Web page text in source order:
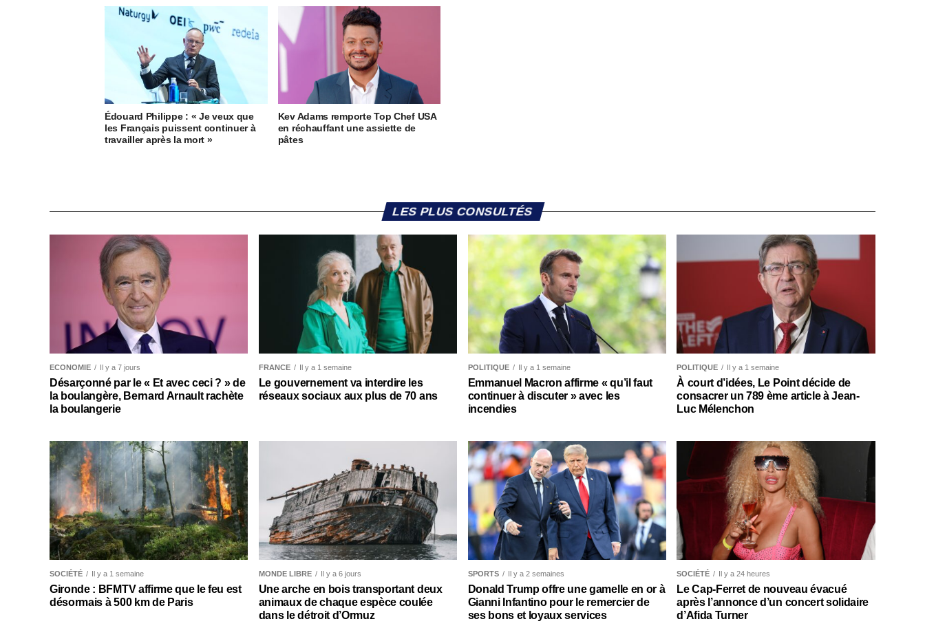
Édouard Philippe : « Je veux que
les Français puissent continuer à
travailler après la mort »
Kev Adams remporte Top Chef USA
en réchauffant une assiette de
pâtes
LES PLUS CONSULTÉS
ECONOMIE Il y a 7 jours
Désarçonné par le « Et avec ceci ? » de
la boulangère, Bernard Arnault rachète
la boulangerie
FRANCE Il y a 1 semaine
Le gouvernement va interdire les
réseaux sociaux aux plus de 70 ans
POLITIQUE Il y a 1 semaine
Emmanuel Macron affirme « qu’il faut
continuer à discuter » avec les
incendies
POLITIQUE Il y a 1 semaine
À court d’idées, Le Point décide de
consacrer un 789 ème article à Jean-
Luc Mélenchon
SOCIÉTÉ Il y a 1 semaine
Gironde : BFMTV affirme que le feu est
désormais à 500 km de Paris
MONDE LIBRE Il y a 6 jours
Une arche en bois transportant deux
animaux de chaque espèce coulée
dans le détroit d’Ormuz
SPORTS Il y a 2 semaines
Donald Trump offre une gamelle en or à
Gianni Infantino pour le remercier de
ses bons et loyaux services
SOCIÉTÉ Il y a 24 heures
Le Cap-Ferret de nouveau évacué
après l’annonce d’un concert solidaire
d’Afida Turner